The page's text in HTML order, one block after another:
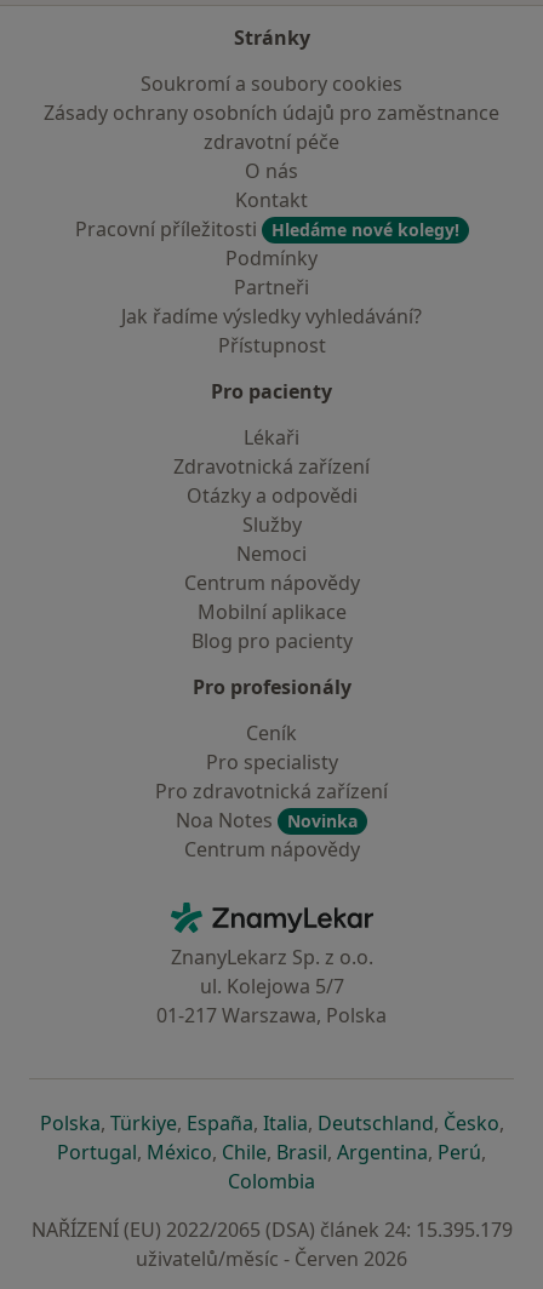
Stránky
Soukromí a soubory cookies
Zásady ochrany osobních údajů pro zaměstnance
zdravotní péče
O nás
Kontakt
Pracovní příležitosti
Hledáme nové kolegy!
Podmínky
Partneři
Jak řadíme výsledky vyhledávání?
Přístupnost
Pro pacienty
Lékaři
Zdravotnická zařízení
Otázky a odpovědi
Služby
Nemoci
Centrum nápovědy
Mobilní aplikace
Blog pro pacienty
Pro profesionály
Ceník
Pro specialisty
Pro zdravotnická zařízení
Noa Notes
Novinka
Centrum nápovědy
ZnamyLekar - Hlavní stránka
ZnanyLekarz Sp. z o.o.
ul. Kolejowa 5/7
01-217 Warszawa, Polska
Polskase otevře v nové záložce
, Türkiyese otevře v nové záložce
, Españase otevře v nové záložce
, Italiase otevře v nové záložce
, Deutschlandse otevře v
, Českose
,
Portugalse otevře v nové záložce
, Méxicose otevře v nové záložce
, Chilese otevře v nové záložce
, Brasilse otevře v nové
, Argentinase otevře v
, Perúse
,
Colombia
NAŘÍZENÍ (EU) 2022/2065 (DSA) článek 24: 15.395.179
uživatelů/měsíc - Červen 2026